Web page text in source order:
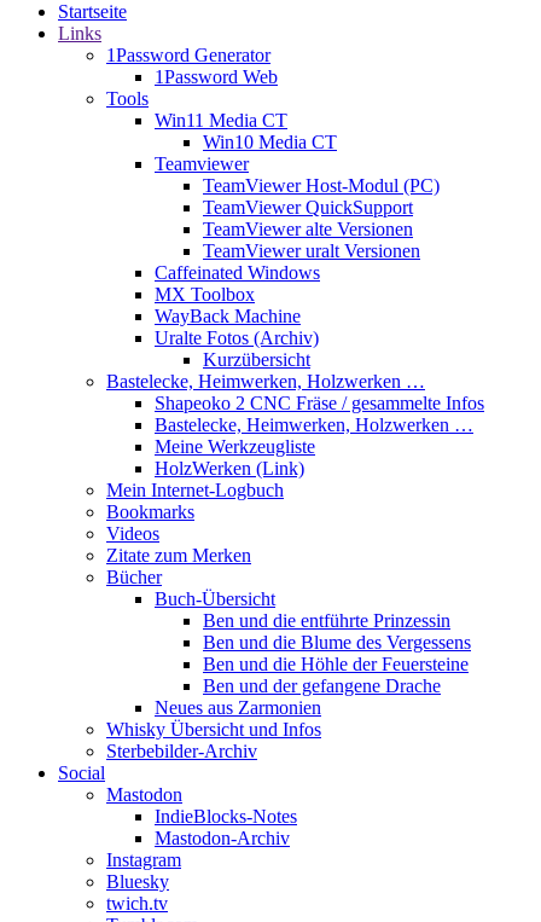
Startseite
Links
1Password Generator
1Password Web
Tools
Win11 Media CT
Win10 Media CT
Teamviewer
TeamViewer Host-Modul (PC)
TeamViewer QuickSupport
TeamViewer alte Versionen
TeamViewer uralt Versionen
Caffeinated Windows
MX Toolbox
WayBack Machine
Uralte Fotos (Archiv)
Kurzübersicht
Bastelecke, Heimwerken, Holzwerken …
Shapeoko 2 CNC Fräse / gesammelte Infos
Bastelecke, Heimwerken, Holzwerken …
Meine Werkzeugliste
HolzWerken (Link)
Mein Internet-Logbuch
Bookmarks
Videos
Zitate zum Merken
Bücher
Buch-Übersicht
Ben und die entführte Prinzessin
Ben und die Blume des Vergessens
Ben und die Höhle der Feuersteine
Ben und der gefangene Drache
Neues aus Zarmonien
Whisky Übersicht und Infos
Sterbebilder-Archiv
Social
Mastodon
IndieBlocks-Notes
Mastodon-Archiv
Instagram
Bluesky
twich.tv